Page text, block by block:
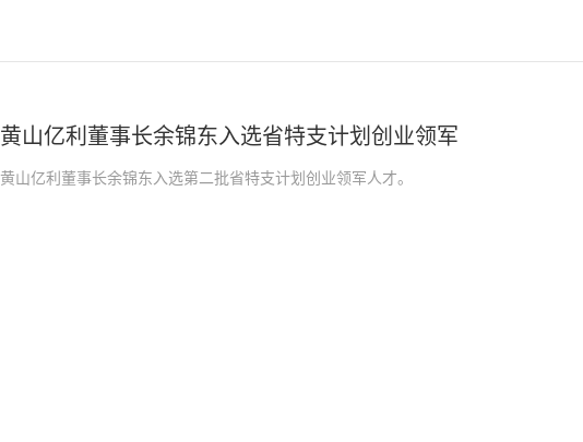
黄山亿利董事长余锦东入选省特支计划创业领军
黄山亿利董事长余锦东入选第二批省特支计划创业领军人才。